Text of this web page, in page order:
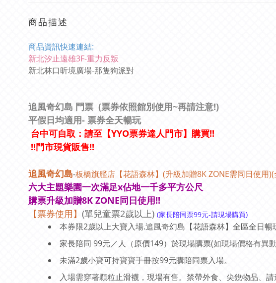
商品描述
商品資訊快速連結:
新北汐止遠雄3F-重力反叛
新北林口昕境廣場-那隻狗派對
追風奇幻島 門票 (票券依照館別使用~再請注意!)
平假日均適用- 票券全天暢玩
台中可自取：請至【YYO票券達人門市】購買!!
!!門市現貨販售!!
追風奇幻島-板橋旗艦店【花語森林】(升級加贈8K ZONE需同日使用
六大主題樂園一次滿足x佔地一千多平方公尺
購票升級加贈8K ZONE同日使用!!
【票券使用】 (單兒童票2歲以上) (家長陪同票99元-請現場購買)
本券限2歲以上大寶入場.追風奇幻島【花語森林】全區全日
家長陪同 99元／人（原價149）於現場購票(如現場價格有異
未滿2歲小寶可持寶寶手冊按99元購陪同票入場。
入場需穿著顆粒止滑襪，現場有售。禁帶外食、尖銳物品、